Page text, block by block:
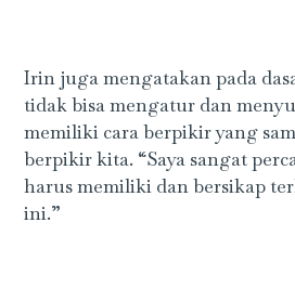
Irin juga mengatakan pada
tidak bisa mengatur dan
memiliki cara berpikir yang
berpikir kita. “Saya sangat
harus memiliki dan bersikap
ini.”